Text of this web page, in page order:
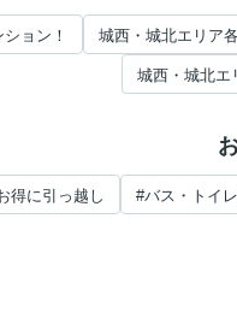
ョン！ 城西・城北エリア
城西・城北エ
得に引っ越し #バス・トイ